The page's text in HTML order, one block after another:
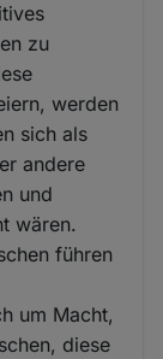
zu
werden
sich als
andere
und
wären.
führen
um Macht,
diese